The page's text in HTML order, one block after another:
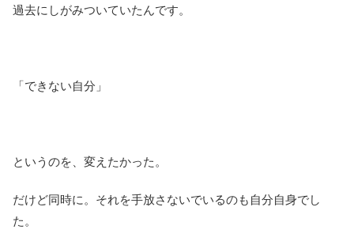
過去にしがみついていたんです。
「できない自分」
というのを、変えたかった。
だけど同時に。それを手放さないでいるのも自分自身でし
た。